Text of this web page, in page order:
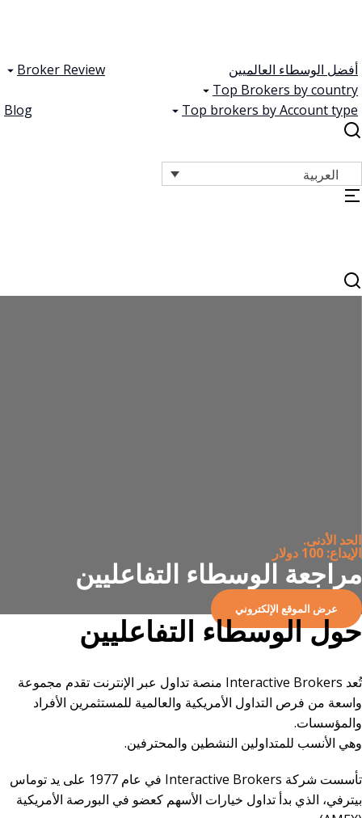
أفضل الوسطاء العالميين
Broker Review
Top Brokers by country
Top brokers by Account type
Blog
العربية
الحد الأدنى.
الإيداع: 100 دولار
مراجعة الوسطاء التفاعليين
عرض الموقع الإلكتروني
حول الوسطاء التفاعليين
تُعد Interactive Brokers منصة تداول عبر الإنترنت تقدم مجموعة
واسعة من فرص التداول الأمريكية والعالمية للمستثمرين الأفراد
والمؤسسات.
وهي الأنسب للمتداولين النشطين والمحترفين.
تأسست شركة Interactive Brokers في عام 1977 على يد توماس
بيترفي، الذي بدأ تداول خيارات الأسهم كعضو في البورصة الأمريكية